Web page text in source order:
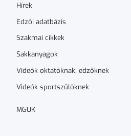
Hírek
Edzői adatbázis
Szakmai cikkek
Sakkanyagok
Videók oktatóknak, edzőknek
Videók sportszülőknek
MGUK